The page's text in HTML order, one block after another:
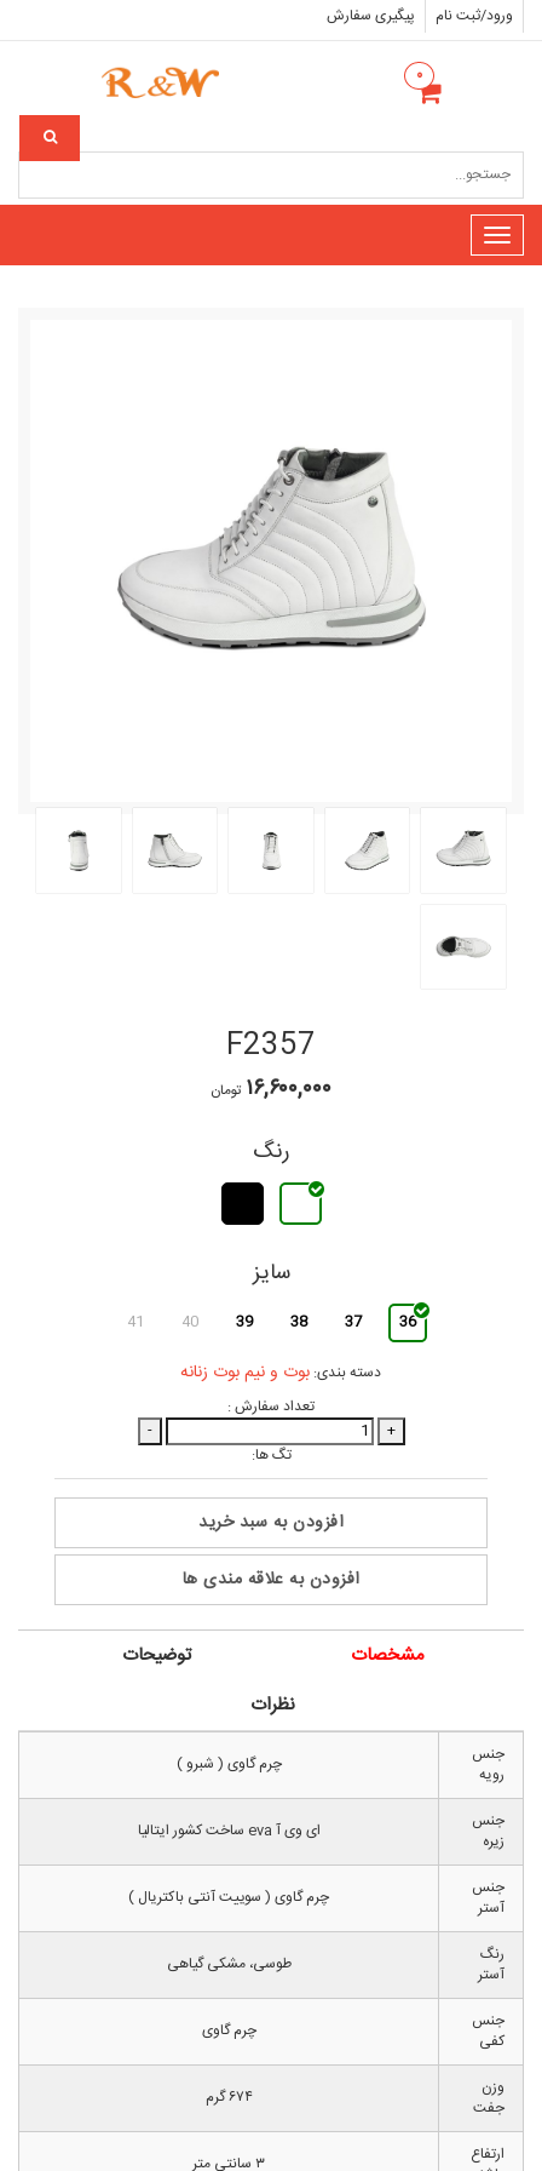
ورود/ثبت نام پیگیری سفارش
۰
Toggle
navigation
F2357
۱۶,۶۰۰,۰۰۰ تومان
رنگ
سایز
36
37
38
39
40
41
دسته بندی:بوت و نیم بوت زنانه
تعداد سفارش :
+
-
تگ ها:
افزودن به سبد خرید
افزودن به علاقه مندی ها
مشخصات
توضیحات
نظرات
جنس
رویه
چرم گاوی ( شبرو )
جنس
زیره
ای وی آ eva ساخت کشور ایتالیا
جنس
آستر
چرم گاوی ( سوییت آنتی باکتریال )
رنگ
آستر
طوسی، مشکی گیاهی
جنس
کفی
چرم گاوی
وزن
جفت
۶۷۴ گرم
ارتفاع
۳ سانتی متر